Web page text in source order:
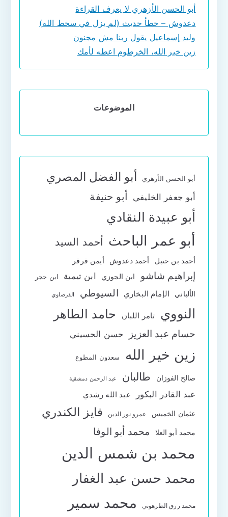
أبو الحسن الأزهري لا يعرف القراءة
دعدوش – خطأ حديث (لم يزل في سخط الله)
وليد إسماعيل يقول ربنا مش مجنون
زين خير الله، الخرطوم اعطه لأمك
الموضوعات
أبو الحسن الأزهري أبو الفضل المصري
أبو جعفر الخليفي أبو حنيفة
أبو عبيدة النقادي
أبو عمر الباحث أحمد السيد
أحمد بن حنبل أحمد دعدوش أيمن قرقر
إبراهيم شاشو ابن الجوزي ابن تيمية ابن حجر
الألباني الإمام البخاري السيوطي القرضاوي
النووي تامر اللبان حامد الطاهر
حسام عبد العزيز حسن الحسيني
زين خير الله سعدون المطوع
صالح الفوزان طالبان عبد الرحمن دمشقية
عبد القادر البكور عبد الله رشدي
عثمان الخميس عمرو نور الدين فايز الكندري
محمد أبو العلا محمد أبو الوفا
محمد بن شمس الدين
محمد حسن عبد الغفار
محمد رزق الطرهوني محمد سمير